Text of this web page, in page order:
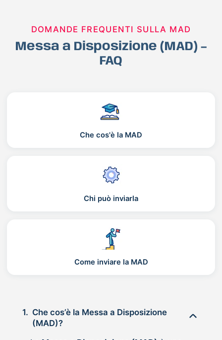
DOMANDE FREQUENTI SULLA MAD
Messa a Disposizione (MAD) –
FAQ
Che cos'è la MAD
Chi può inviarla
Come inviare la MAD
1. Che cos’è la Messa a Disposizione
(MAD)?